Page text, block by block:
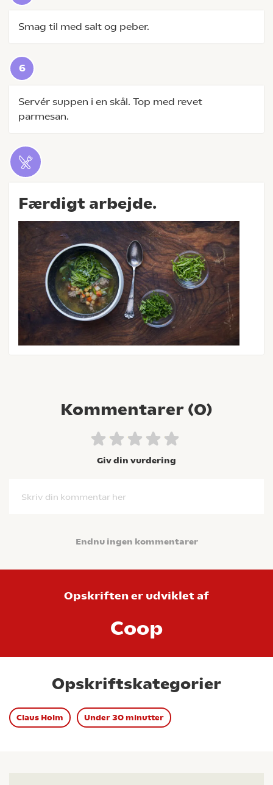
Smag til med salt og peber.
Servér suppen i en skål. Top med revet
parmesan.
Færdigt arbejde.
Kommentarer (0)
Giv din vurdering
Skriv din kommentar her
Endnu ingen kommentarer
Opskriften er udviklet af
Coop
Opskriftskategorier
Claus Holm Under 30 minutter